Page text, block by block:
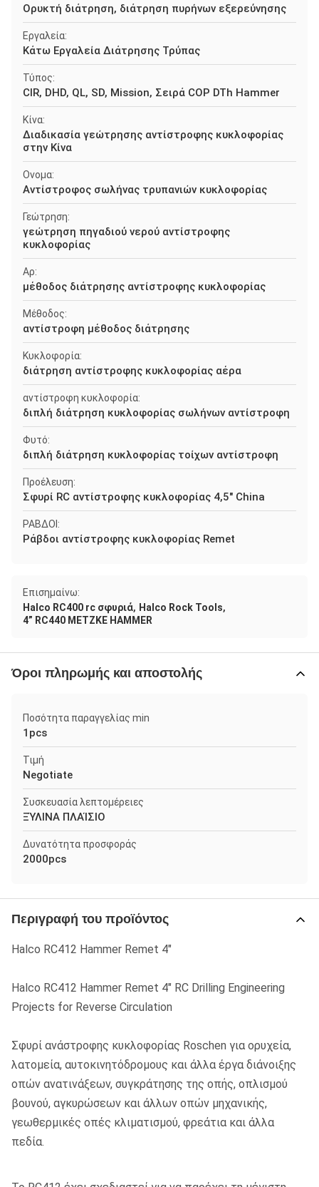
Ορυκτή διάτρηση, διάτρηση πυρήνων εξερεύνησης
Εργαλεία:
Κάτω Εργαλεία Διάτρησης Τρύπας
Τύπος:
CIR, DHD, QL, SD, Mission, Σειρά COP DTh Hammer
Κίνα:
Διαδικασία γεώτρησης αντίστροφης κυκλοφορίας
στην Κίνα
Ονομα:
Αντίστροφος σωλήνας τρυπανιών κυκλοφορίας
Γεώτρηση:
γεώτρηση πηγαδιού νερού αντίστροφης
κυκλοφορίας
Αρ:
μέθοδος διάτρησης αντίστροφης κυκλοφορίας
Μέθοδος:
αντίστροφη μέθοδος διάτρησης
Κυκλοφορία:
διάτρηση αντίστροφης κυκλοφορίας αέρα
αντίστροφη κυκλοφορία:
διπλή διάτρηση κυκλοφορίας σωλήνων αντίστροφη
Φυτό:
διπλή διάτρηση κυκλοφορίας τοίχων αντίστροφη
Προέλευση:
Σφυρί RC αντίστροφης κυκλοφορίας 4,5" China
ΡΑΒΔΟΙ:
Ράβδοι αντίστροφης κυκλοφορίας Remet
Επισημαίνω:
Halco RC400 rc σφυριά, Halco Rock Tools,
4” RC440 METZKE HAMMER
Όροι πληρωμής και αποστολής
Ποσότητα παραγγελίας min
1pcs
Τιμή
Negotiate
Συσκευασία λεπτομέρειες
ΞΎΛΙΝΑ ΠΛΑΊΣΙΟ
Δυνατότητα προσφοράς
2000pcs
Περιγραφή του προϊόντος
Halco RC412 Hammer Remet 4"
Halco RC412 Hammer Remet 4" RC Drilling Engineering
Projects for Reverse Circulation
Σφυρί ανάστροφης κυκλοφορίας Roschen για ορυχεία,
λατομεία, αυτοκινητόδρομους και άλλα έργα διάνοιξης
οπών ανατινάξεων, συγκράτησης της οπής, οπλισμού
βουνού, αγκυρώσεων και άλλων οπών μηχανικής,
γεωθερμικές οπές κλιματισμού, φρεάτια και άλλα
πεδία.